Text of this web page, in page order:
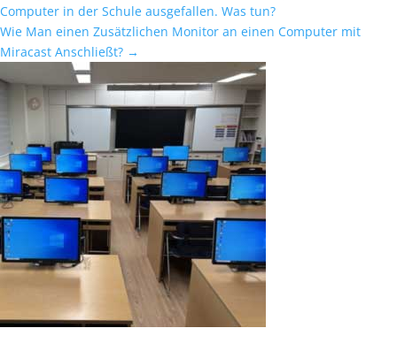
Computer in der Schule ausgefallen. Was tun?
Wie Man einen Zusätzlichen Monitor an einen Computer mit
Miracast Anschließt? →